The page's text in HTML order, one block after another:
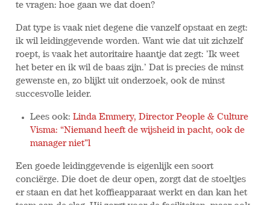
te vragen: hoe gaan we dat doen?
Dat type is vaak niet degene die vanzelf opstaat en zegt:
ik wil leidinggevende worden. Want wie dat uit zichzelf
roept, is vaak het autoritaire haantje dat zegt: ’Ik weet
het beter en ik wil de baas zijn.’ Dat is precies de minst
gewenste en, zo blijkt uit onderzoek, ook de minst
succesvolle leider.
Lees ook:Linda Emmery, Director People & Culture
Visma: “Niemand heeft de wijsheid in pacht, ook de
manager niet”l
Een goede leidinggevende is eigenlijk een soort
conciërge. Die doet de deur open, zorgt dat de stoeltjes
er staan en dat het koffieapparaat werkt en dan kan het